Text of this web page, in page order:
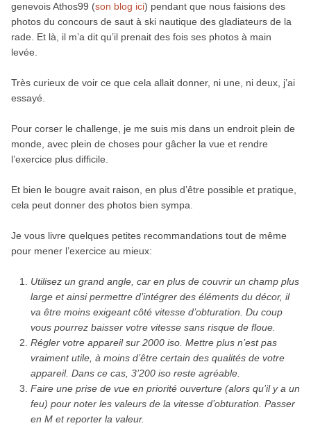
genevois Athos99 (son blog ici) pendant que nous faisions des
photos du concours de saut à ski nautique des gladiateurs de la
rade. Et là, il m’a dit qu’il prenait des fois ses photos à main
levée.
Très curieux de voir ce que cela allait donner, ni une, ni deux, j’ai
essayé.
Pour corser le challenge, je me suis mis dans un endroit plein de
monde, avec plein de choses pour gâcher la vue et rendre
l’exercice plus difficile.
Et bien le bougre avait raison, en plus d’être possible et pratique,
cela peut donner des photos bien sympa.
Je vous livre quelques petites recommandations tout de même
pour mener l’exercice au mieux:
Utilisez un grand angle, car en plus de couvrir un champ plus
large et ainsi permettre d’intégrer des éléments du décor, il
va être moins exigeant côté vitesse d’obturation. Du coup
vous pourrez baisser votre vitesse sans risque de floue.
Régler votre appareil sur 2000 iso. Mettre plus n’est pas
vraiment utile, à moins d’être certain des qualités de votre
appareil. Dans ce cas, 3’200 iso reste agréable.
Faire une prise de vue en priorité ouverture (alors qu’il y a un
feu) pour noter les valeurs de la vitesse d’obturation. Passer
en M et reporter la valeur.